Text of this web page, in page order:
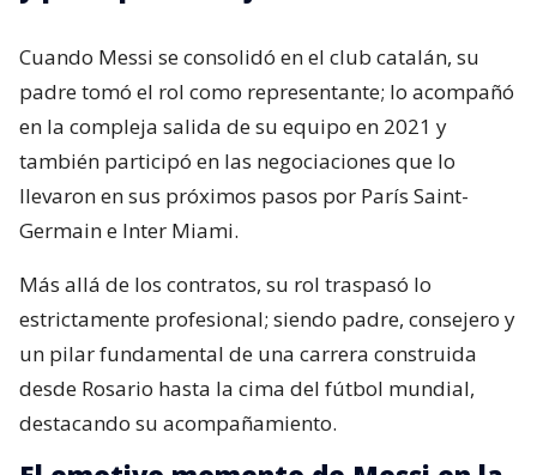
Cuando Messi se consolidó en el club catalán, su
padre tomó el rol como representante; lo acompañó
en la compleja salida de su equipo en 2021 y
también participó en las negociaciones que lo
llevaron en sus próximos pasos por París Saint-
Germain e Inter Miami.
Más allá de los contratos, su rol traspasó lo
estrictamente profesional; siendo padre, consejero y
un pilar fundamental de una carrera construida
desde Rosario hasta la cima del fútbol mundial,
destacando su acompañamiento.